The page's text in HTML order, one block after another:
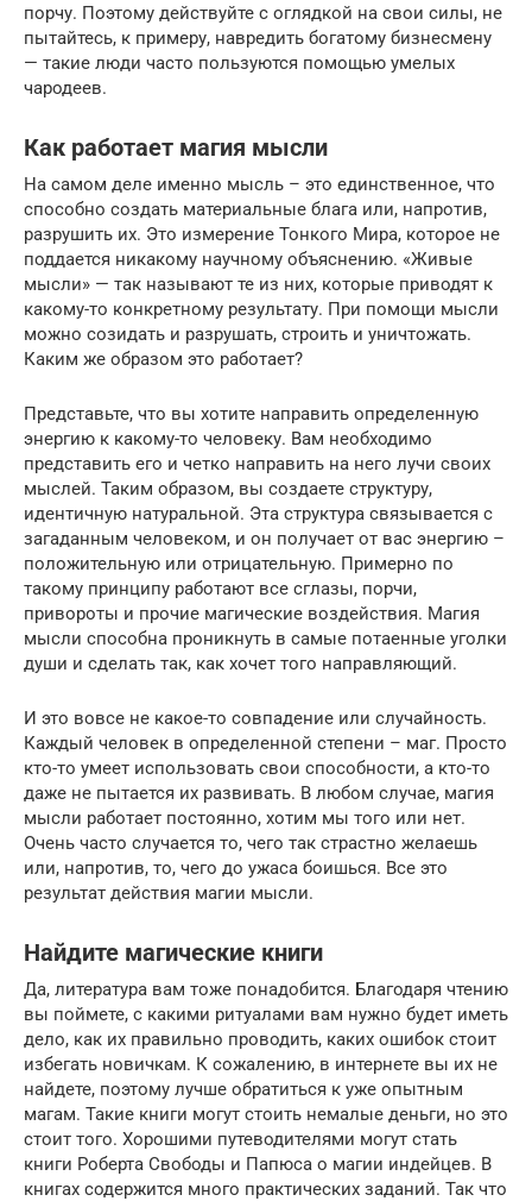
порчу. Поэтому действуйте с оглядкой на свои силы, не
пытайтесь, к примеру, навредить богатому бизнесмену
— такие люди часто пользуются помощью умелых
чародеев.
Как работает магия мысли
На самом деле именно мысль – это единственное, что
способно создать материальные блага или, напротив,
разрушить их. Это измерение Тонкого Мира, которое не
поддается никакому научному объяснению. «Живые
мысли» — так называют те из них, которые приводят к
какому-то конкретному результату. При помощи мысли
можно созидать и разрушать, строить и уничтожать.
Каким же образом это работает?
Представьте, что вы хотите направить определенную
энергию к какому-то человеку. Вам необходимо
представить его и четко направить на него лучи своих
мыслей. Таким образом, вы создаете структуру,
идентичную натуральной. Эта структура связывается с
загаданным человеком, и он получает от вас энергию –
положительную или отрицательную. Примерно по
такому принципу работают все сглазы, порчи,
привороты и прочие магические воздействия. Магия
мысли способна проникнуть в самые потаенные уголки
души и сделать так, как хочет того направляющий.
И это вовсе не какое-то совпадение или случайность.
Каждый человек в определенной степени – маг. Просто
кто-то умеет использовать свои способности, а кто-то
даже не пытается их развивать. В любом случае, магия
мысли работает постоянно, хотим мы того или нет.
Очень часто случается то, чего так страстно желаешь
или, напротив, то, чего до ужаса боишься. Все это
результат действия магии мысли.
Найдите магические книги
Да, литература вам тоже понадобится. Благодаря чтению
вы поймете, с какими ритуалами вам нужно будет иметь
дело, как их правильно проводить, каких ошибок стоит
избегать новичкам. К сожалению, в интернете вы их не
найдете, поэтому лучше обратиться к уже опытным
магам. Такие книги могут стоить немалые деньги, но это
стоит того. Хорошими путеводителями могут стать
книги Роберта Свободы и Папюса о магии индейцев. В
книгах содержится много практических заданий. Так что